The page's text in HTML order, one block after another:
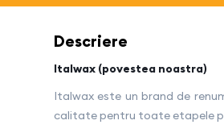
Descriere
Italwax (povestea noastra)
Italwax este un brand de
calitate pentru toate etapele